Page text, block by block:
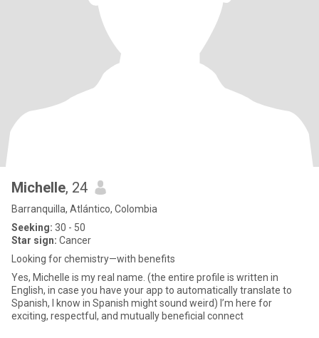
Michelle, 24
Barranquilla, Atlántico, Colombia
Seeking: 30 - 50
Star sign: Cancer
Looking for chemistry—with benefits
Yes, Michelle is my real name. (the entire profile is written in
English, in case you have your app to automatically translate to
Spanish, I know in Spanish might sound weird) I’m here for
exciting, respectful, and mutually beneficial connect